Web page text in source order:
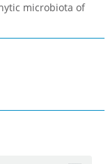
microbiota of